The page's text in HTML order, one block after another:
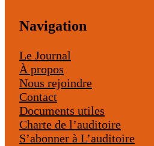
Navigation
Le Journal
À propos
Nous rejoindre
Contact
Documents utiles
Charte de l’auditoire
S’abonner à L’auditoire